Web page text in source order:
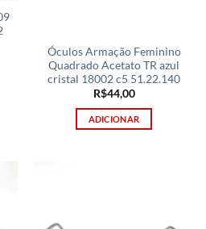
Óculos Armação Feminino
Quadrado Acetato TR azul
cristal 18002 c5 51.22.140
R$44,00
ADICIONAR